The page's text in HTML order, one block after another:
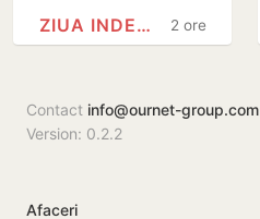
printr-o paradă
decretul
2 ore
ZIUA INDEPENDENȚEI
Contact info@ournet-group.com
Version: 0.2.2
Afaceri